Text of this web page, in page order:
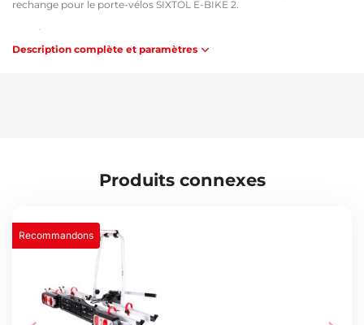
rechange pour le porte-vélos SIXTOL E-BIKE 2.
Convient pour les porte-vélos de la marque :
SIXTOL
Description complète et paramètres
Produits connexes
Recommandons